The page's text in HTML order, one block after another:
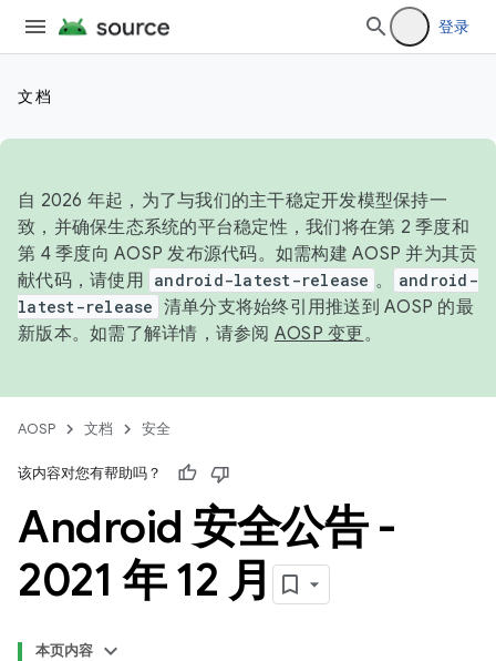
登录
文档
自 2026 年起，为了与我们的主干稳定开发模型保持一
致，并确保生态系统的平台稳定性，我们将在第 2 季度和
第 4 季度向 AOSP 发布源代码。如需构建 AOSP 并为其贡
献代码，请使用 android-latest-release 。
android-
latest-release 清单分支将始终引用推送到 AOSP 的最
新版本。如需了解详情，请参阅 AOSP 变更。
AOSP 文档 安全
该内容对您有帮助吗？
Android 安全公告 -
2021 年 12 月
本页内容